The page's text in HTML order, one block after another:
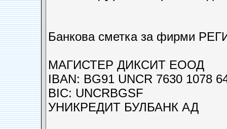
Банкова сметка за фирми
МАГИСТЕР ДИКСИТ ЕООД
IBAN: BG91 UNCR 7630 1078
BIC: UNCRBGSF
УНИКРЕДИТ БУЛБАНК АД